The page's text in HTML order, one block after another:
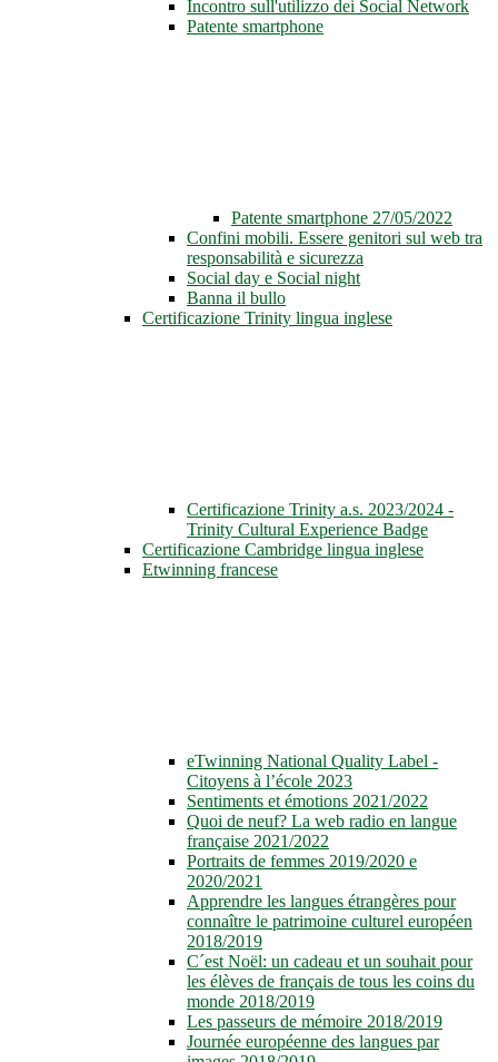
Incontro sull'utilizzo dei Social Network
Patente smartphone
Patente smartphone 27/05/2022
Confini mobili. Essere genitori sul web tra
responsabilità e sicurezza
Social day e Social night
Banna il bullo
Certificazione Trinity lingua inglese
Certificazione Trinity a.s. 2023/2024 -
Trinity Cultural Experience Badge
Certificazione Cambridge lingua inglese
Etwinning francese
eTwinning National Quality Label -
Citoyens à l’école 2023
Sentiments et émotions 2021/2022
Quoi de neuf? La web radio en langue
française 2021/2022
Portraits de femmes 2019/2020 e
2020/2021
Apprendre les langues étrangères pour
connaître le patrimoine culturel européen
2018/2019
C´est Noël: un cadeau et un souhait pour
les élèves de français de tous les coins du
monde 2018/2019
Les passeurs de mémoire 2018/2019
Journée européenne des langues par